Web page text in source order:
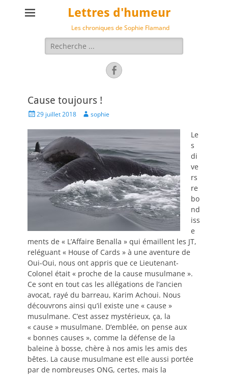
Lettres d'humeur
Les chroniques de Sophie Flamand
Rechercher :
Facebook
Cause toujours !
Posted29 juillet 2018 Author
sophie
Le
s
di
ve
rs
re
bo
nd
iss
e
ments de « L’Affaire Benalla » qui émaillent les JT,
reléguant « House of Cards » à une aventure de
Oui-Oui, nous ont appris que ce Lieutenant-
Colonel était « proche de la cause musulmane ».
Ce sont en tout cas les allégations de l’ancien
avocat, rayé du barreau, Karim Achoui. Nous
découvrons ainsi qu’il existe une « cause »
musulmane. C’est assez mystérieux, ça, la
« cause » musulmane. D’emblée, on pense aux
« bonnes causes », comme la défense de la
baleine à bosse, chère à nos amis les amis des
bêtes. La cause musulmane est elle aussi portée
par de nombreuses ONG, certes, mais la